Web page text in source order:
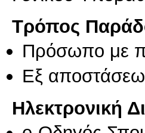
Τρόπος
Πρόσωπο με
Eξ
Ηλεκτρονική